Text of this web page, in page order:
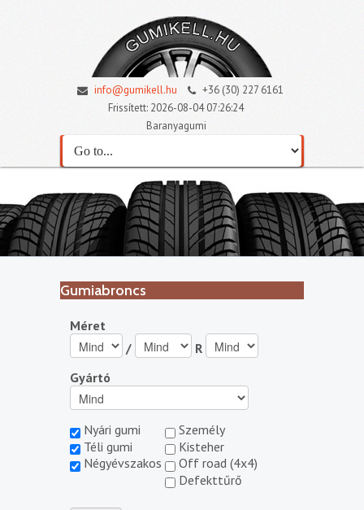
info@gumikell.hu
+36 (30) 227 6161
Frissített: 2026-08-04 07:26:24
Baranyagumi
Gumiabroncs
Méret
/
R
Gyártó
Nyári gumi
Téli gumi
Négyévszakos
Személy
Kisteher
Off road (4x4)
Defekttűrő